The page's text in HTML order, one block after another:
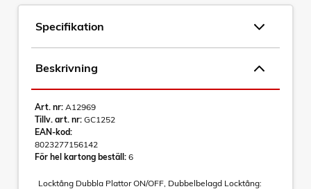
Specifikation
Beskrivning
Art. nr: A12969
Tillv. art. nr: GC1252
EAN-kod:
8023277156142
För hel kartong beställ: 6
Locktång Dubbla Plattor ON/OFF, Dubbelbelagd Locktång: